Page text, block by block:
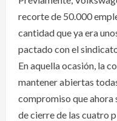
recorte de 50.000
cantidad que ya era
pactado con el
En aquella ocasión, la
mantener abiertas
compromiso que ahora
de cierre de las cuatro